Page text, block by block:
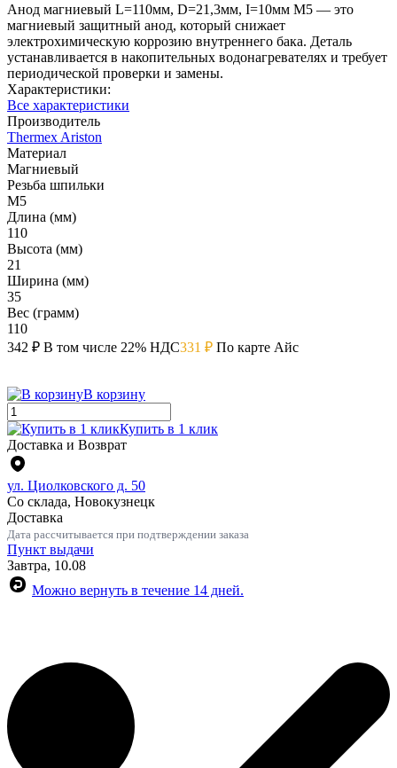
Анод магниевый L=110мм, D=21,3мм, I=10мм М5 — это
магниевый защитный анод, который снижает
электрохимическую коррозию внутреннего бака. Деталь
устанавливается в накопительных водонагревателях и требует
периодической проверки и замены.
Характеристики:
Все характеристики
Производитель
Thermex Ariston
Материал
Магниевый
Резьба шпильки
М5
Длина (мм)
110
Высота (мм)
21
Ширина (мм)
35
Вес (грамм)
110
342 ₽ В том числе 22% НДС331 ₽ По карте Айс
В корзину
Купить в 1 клик
Доставка и Возврат
ул. Циолковского д. 50
Со склада, Новокузнецк
Доставка
Дата рассчитывается при подтверждении заказа
Пункт выдачи
Завтра, 10.08
Можно вернуть в течение 14 дней.